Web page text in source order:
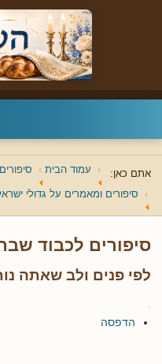
אתם כאן: עמוד הבית
סיפורים ומאמרים על גדולי
סיפורים לכבוד
לפי פנים ולב שאתה
הדפסה